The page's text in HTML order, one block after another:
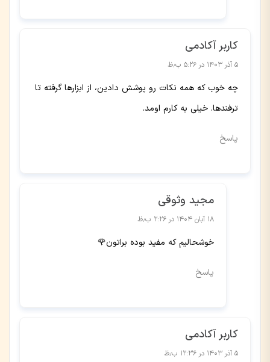
کاربر آکادمی
۵ آذر ۱۴۰۳ در ۵:۲۶ ب٫ظ
چه خوب که همه نکات رو پوشش دادین، از ابزارها گرفته تا
ترفندها. خیلی به کارم اومد.
پاسخ
مجید وثوقی
۱۸ آبان ۱۴۰۴ در ۲:۲۶ ب٫ظ
خوشحالیم که مفید بوده براتون🌹
پاسخ
کاربر آکادمی
۵ آذر ۱۴۰۳ در ۱۲:۳۶ ب٫ظ